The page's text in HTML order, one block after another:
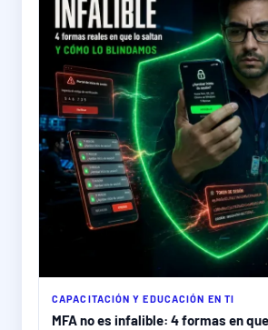
CAPACITACIÓN Y EDUCACIÓN EN TI
MFA no es infalible: 4 formas en